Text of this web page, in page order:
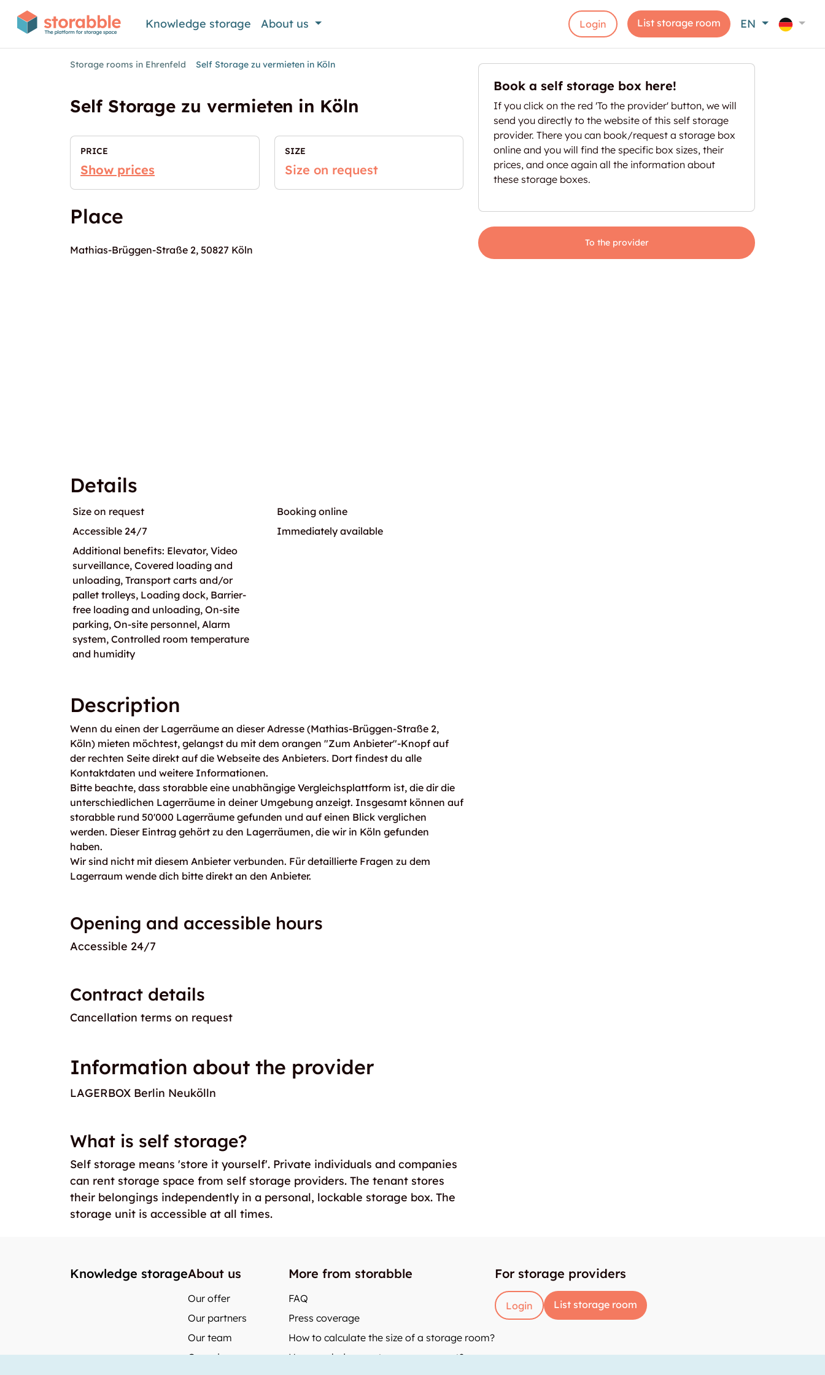
Knowledge storage About us Login List storage room EN
Storage rooms in Ehrenfeld Self Storage zu vermieten in Köln
Self Storage zu vermieten in Köln
PRICE
Show prices
SIZE
Size on request
Place
Mathias-Brüggen-Straße 2, 50827 Köln
Details
Size on request
Booking online
Accessible 24/7
Immediately available
Additional benefits: Elevator, Video
surveillance, Covered loading and
unloading, Transport carts and/or
pallet trolleys, Loading dock, Barrier-
free loading and unloading, On-site
parking, On-site personnel, Alarm
system, Controlled room temperature
and humidity
Description
Wenn du einen der Lagerräume an dieser Adresse (Mathias-Brüggen-Straße 2,
Köln) mieten möchtest, gelangst du mit dem orangen "Zum Anbieter"-Knopf auf
der rechten Seite direkt auf die Webseite des Anbieters. Dort findest du alle
Kontaktdaten und weitere Informationen.
Bitte beachte, dass storabble eine unabhängige Vergleichsplattform ist, die dir die
unterschiedlichen Lagerräume in deiner Umgebung anzeigt. Insgesamt können auf
storabble rund 50'000 Lagerräume gefunden und auf einen Blick verglichen
werden. Dieser Eintrag gehört zu den Lagerräumen, die wir in Köln gefunden
haben.
Wir sind nicht mit diesem Anbieter verbunden. Für detaillierte Fragen zu dem
Lagerraum wende dich bitte direkt an den Anbieter.
Opening and accessible hours
Accessible 24/7
Contract details
Cancellation terms on request
Information about the provider
LAGERBOX Berlin Neukölln
What is self storage?
Self storage means 'store it yourself'. Private individuals and companies
can rent storage space from self storage providers. The tenant stores
their belongings independently in a personal, lockable storage box. The
storage unit is accessible at all times.
Book a self storage box here!
If you click on the red 'To the provider' button, we will
send you directly to the website of this self storage
provider. There you can book/request a storage box
online and you will find the specific box sizes, their
prices, and once again all the information about
these storage boxes.
To the provider
Knowledge storageAbout us
Our offer
Our partners
Our team
Our prices
More from storabble
FAQ
Press coverage
How to calculate the size of a storage room?
How much does a storage room cost?
For storage providers
Login List storage room